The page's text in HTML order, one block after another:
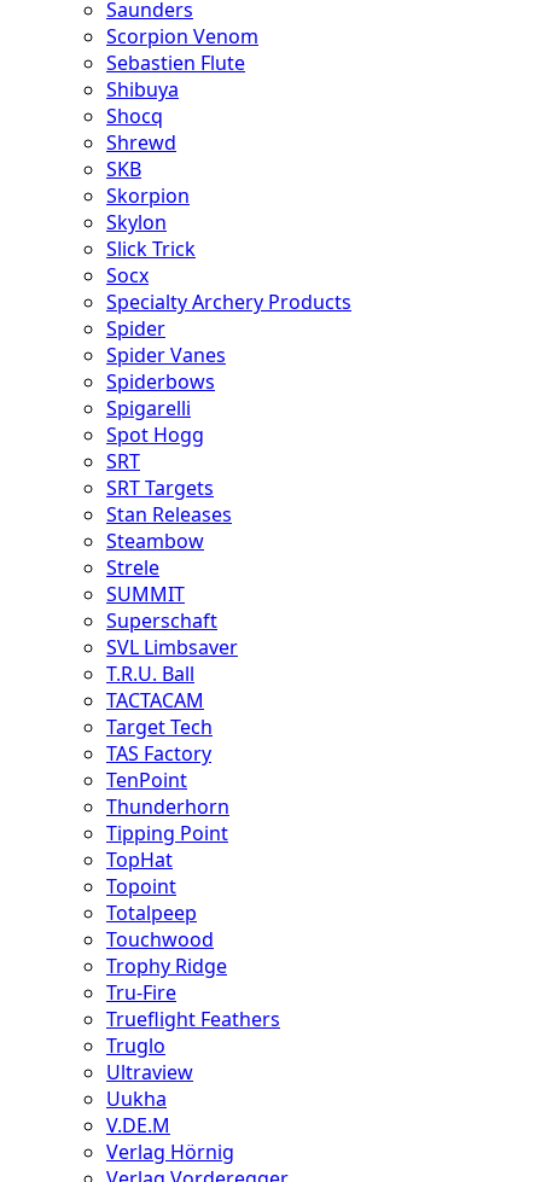
Saunders
Scorpion Venom
Sebastien Flute
Shibuya
Shocq
Shrewd
SKB
Skorpion
Skylon
Slick Trick
Socx
Specialty Archery Products
Spider
Spider Vanes
Spiderbows
Spigarelli
Spot Hogg
SRT
SRT Targets
Stan Releases
Steambow
Strele
SUMMIT
Superschaft
SVL Limbsaver
T.R.U. Ball
TACTACAM
Target Tech
TAS Factory
TenPoint
Thunderhorn
Tipping Point
TopHat
Topoint
Totalpeep
Touchwood
Trophy Ridge
Tru-Fire
Trueflight Feathers
Truglo
Ultraview
Uukha
V.DE.M
Verlag Hörnig